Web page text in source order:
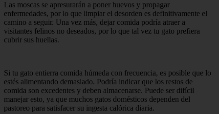
Las moscas se apresurarán a poner huevos y propagar
enfermedades, por lo que limpiar el desorden es definitivamente el
camino a seguir. Una vez más, dejar comida podría atraer a
visitantes felinos no deseados, por lo que tal vez tu gato prefiera
cubrir sus huellas.
Si tu gato entierra comida húmeda con frecuencia, es posible que lo
estés alimentando demasiado. Podría indicar que los restos de
comida son excedentes y deben almacenarse. Puede ser difícil
manejar esto, ya que muchos gatos domésticos dependen del
pastoreo para satisfacer su ingesta calórica diaria.